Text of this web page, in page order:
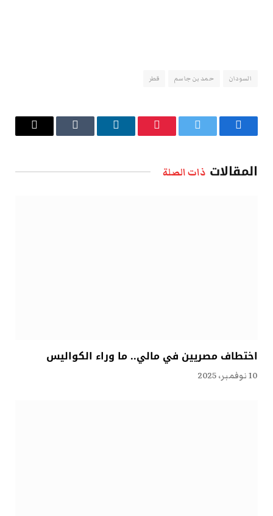
السودان حمد بن جاسم قطر
فيسبوك تويتر بينتيريستلينكدإن Tumblr
البريد
المقالات ذات الصلة
اختطاف مصريين في مالي.. ما وراء الكواليس
10 نوفمبر، 2025